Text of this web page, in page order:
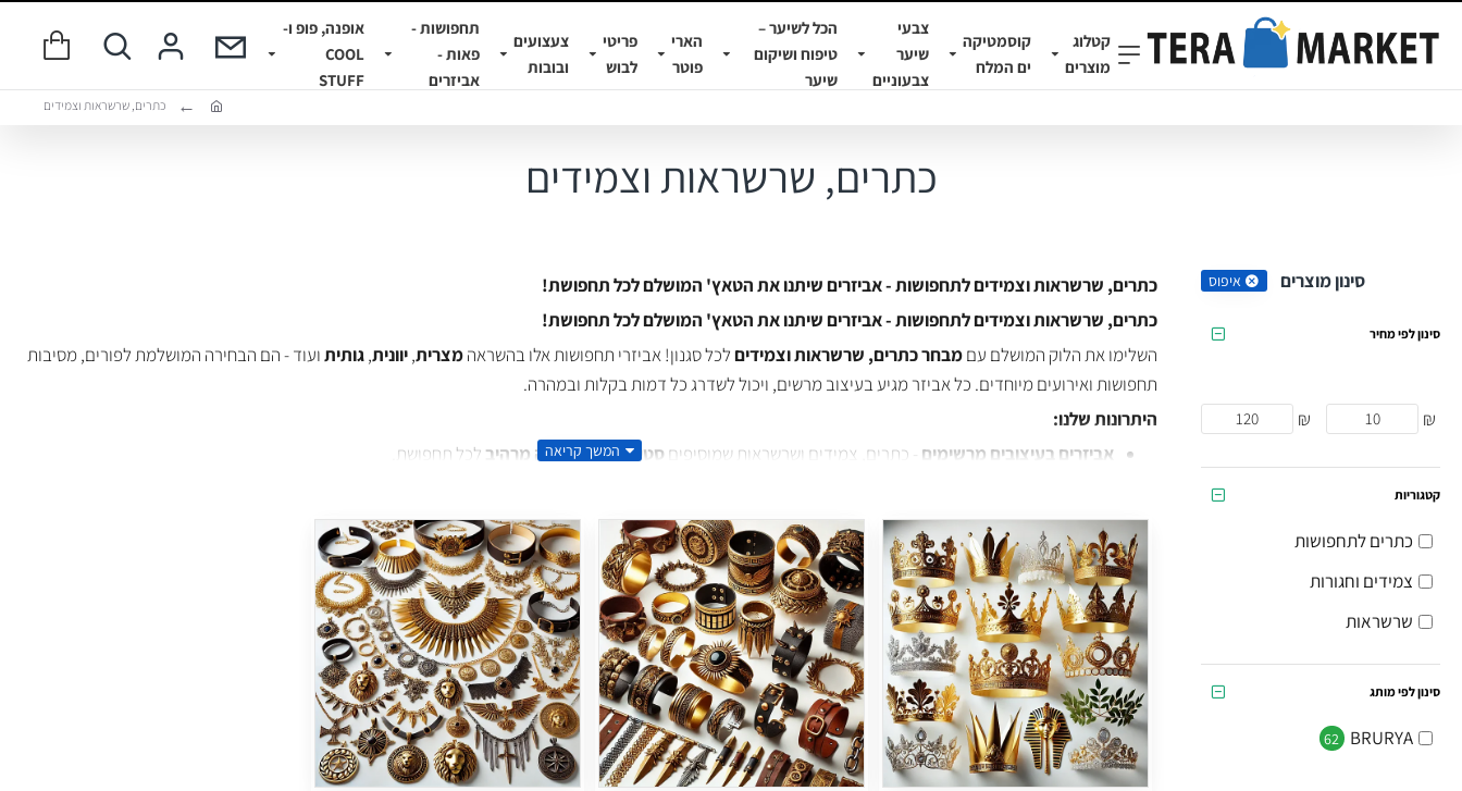
קטלוג
מוצרים
קוסמטיקה
ים המלח
צבעי
שיער
צבעוניים
הכל לשיער –
טיפוח ושיקום
שיער
הארי
פוטר
פריטי
לבוש
צעצועים
ובובות
תחפושות -
פאות -
אביזרים
אופנה, פופ ו-
COOL
STUFF
כתרים, שרשראות וצמידים
כתרים, שרשראות וצמידים
סינון מוצרים איפוס
סינון לפי מחיר
₪
₪
קטגוריות
כתרים לתחפושות
צמידים וחגורות
שרשראות
סינון לפי מותג
BRURYA
62
כתרים, שרשראות וצמידים לתחפושות - אביזרים שיתנו את הטאץ' המושלם לכל תחפושת!
כתרים, שרשראות וצמידים לתחפושות - אביזרים שיתנו את הטאץ' המושלם לכל תחפושת!
השלימו את הלוק המושלם עםמבחר כתרים, שרשראות וצמידיםלכל סגנון! אביזרי תחפושות אלו בהשראהמצרית,יוונית,גותיתועוד - הם הבחירה המושלמת לפורים, מסיבות
תחפושות ואירועים מיוחדים. כל אביזר מגיע בעיצוב מרשים, ויכול לשדרג כל דמות בקלות ובמהרה.
היתרונות שלנו:
אביזרים בעיצובים מרשימים - כתרים, צמידים ושרשראות שמוסיפים סטייל ייחודיומראה מרהיב לכל תחפושת.
מתאימים לפורים, מסיבות ואירועים מיוחדים- אידיאליים למסיבות תחפושות, פורים, ותצוגות נושא.
נגישים לכל סגנון ותחפושת- אביזרים המתחברים בקלות לדמות שהכנתם.
הזמינו עכשיוותהנו מאביזרי תחפושות שיתנו סטייל ונוכחותלכל דמות שלכם!